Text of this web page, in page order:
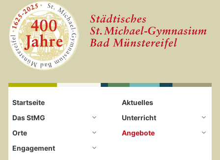
Zum Seiteninhalt springen
Startseite
Startseite
Aktuelles
Das StMG
Unterricht
Orte
Angebote
Engagement